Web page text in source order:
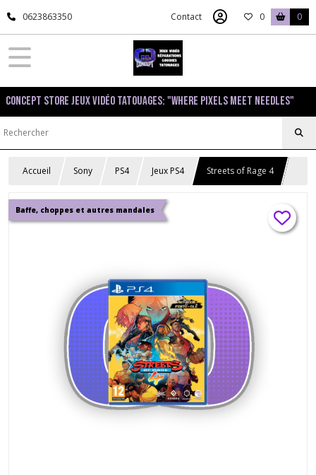
0623863350 Contact 0 0
Concept Store Jeux Vidéo Tatouages: "Where pixels meet needles"
Accueil Sony PS4 Jeux PS4 Streets of Rage 4
Baffe, choppes et autres mandales